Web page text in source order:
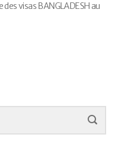
des visas BANGLADESH au